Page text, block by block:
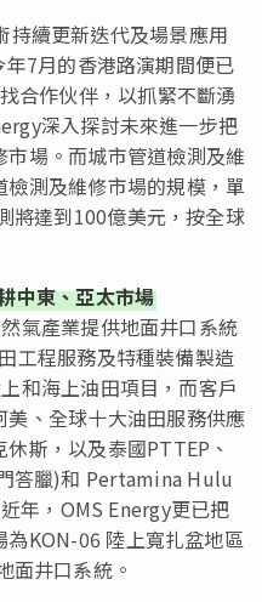
續更新迭代及場景應用
7月的香港路演期間便已
合作伙伴，以抓緊不斷湧
深入探討未來進一步把
場。而城市管道檢測及維
測及維修市場的規模，單
將達到100億美元，按全球
中東、亞太市場
氣產業提供地面井口系統
工程服務及特種裝備製造
和海上油田項目，而客戶
、全球十大油田服務供應
斯，以及泰國PTTEP、
答臘)和 Pertamina Hulu
年，OMS Energy更已把
KON-06 陸上寬扎盆地區
井口系統。